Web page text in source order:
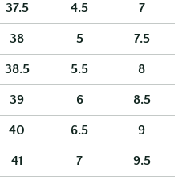
37.5 4.5 7
38 5 7.5
38.5 5.5 8
39 6 8.5
40 6.5 9
41 7 9.5